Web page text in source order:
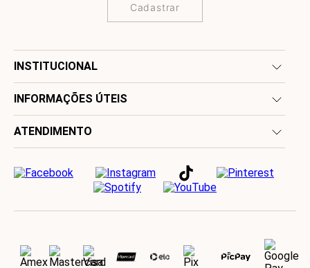
Cadastrar
INSTITUCIONAL
INFORMAÇÕES ÚTEIS
ATENDIMENTO